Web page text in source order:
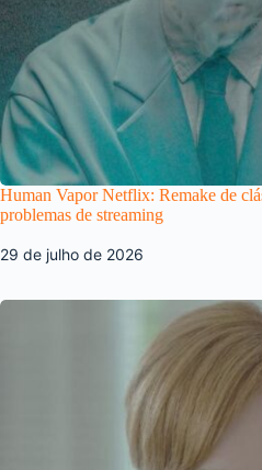
Human Vapor Netflix: Remake de
problemas de streaming
29 de julho de 2026